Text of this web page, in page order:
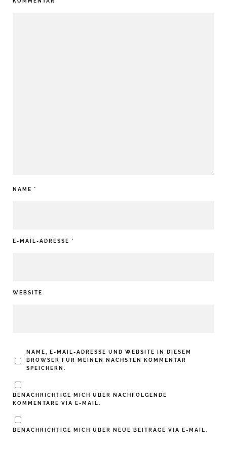
NAME *
E-MAIL-ADRESSE *
WEBSITE
NAME, E-MAIL-ADRESSE UND WEBSITE IN DIESEM
BROWSER FÜR MEINEN NÄCHSTEN KOMMENTAR
SPEICHERN.
BENACHRICHTIGE MICH ÜBER NACHFOLGENDE
KOMMENTARE VIA E-MAIL.
BENACHRICHTIGE MICH ÜBER NEUE BEITRÄGE VIA E-MAIL.